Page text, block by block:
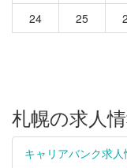
24
25
札幌の求人
キャリアバンク求人